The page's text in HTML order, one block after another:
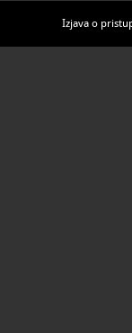
Izjava o